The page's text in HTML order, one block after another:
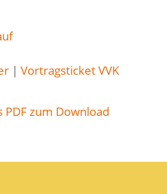
|Vortragsticket VVK
zum Download